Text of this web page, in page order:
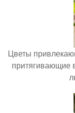
Цветы
притягивающие